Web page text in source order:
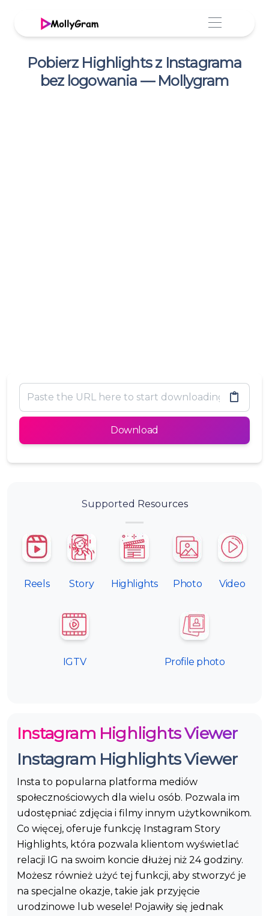
Pobierz Highlights z Instagrama
bez logowania — Mollygram
Download
Supported Resources
Reels Story Highlights Photo Video
IGTV Profile photo
Instagram Highlights Viewer
Instagram Highlights Viewer
Insta to popularna platforma mediów
społecznościowych dla wielu osób. Pozwala im
udostępniać zdjęcia i filmy innym użytkownikom.
Co więcej, oferuje funkcję Instagram Story
Highlights, która pozwala klientom wyświetlać
relacji IG na swoim koncie dłużej niż 24 godziny.
Możesz również użyć tej funkcji, aby stworzyć je
na specjalne okazje, takie jak przyjęcie
urodzinowe lub wesele! Pojawiły się jednak